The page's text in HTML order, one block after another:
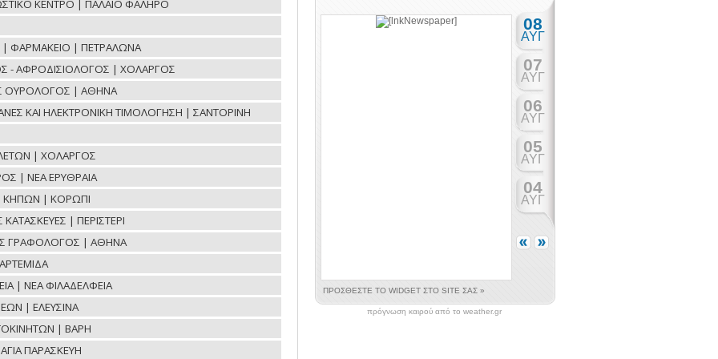
ΚΕΝΤΡΟ | ΠΑΛΑΙΟ ΦΑΛΗΡΟ
| ΦΑΡΜΑΚΕΙΟ | ΠΕΤΡΑΛΩΝΑ
- ΑΦΡΟΔΙΣΙΟΛΟΓΟΣ | ΧΟΛΑΡΓΟΣ
ΟΥΡΟΛΟΓΟΣ | ΑΘΗΝΑ
ΚΑΙ ΗΛΕΚΤΡΟΝΙΚΗ ΤΙΜΟΛΟΓΗΣΗ | ΣΑΝΤΟΡΙΝΗ
| ΧΟΛΑΡΓΟΣ
| ΝΕΑ ΕΡΥΘΡΑΙΑ
ΚΗΠΩΝ | ΚΟΡΩΠΙ
| ΠΕΡΙΣΤΕΡΙ
ΓΡΑΦΟΛΟΓΟΣ | ΑΘΗΝΑ
| ΝΕΑ ΦΙΛΑΔΕΛΦΕΙΑ
| ΕΛΕΥΣΙΝΑ
| ΒΑΡΗ
ΠΑΡΑΣΚΕΥΗ
πρόγνωση καιρού από το weather.gr